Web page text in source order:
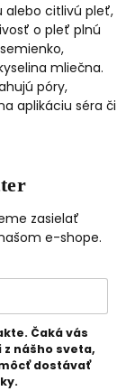
alebo citlivú pleť,
o pleť plnú
mliečna.
póry,
aplikáciu séra či
zasielať
e-shope.
Čaká vás
nášho sveta,
dostávať